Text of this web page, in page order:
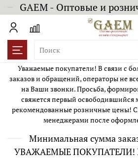
GAEM - Оптовые и
Уважаемые покупатели! В связи с
заказов и обращений, операторы не
на Ваши звонки. Просьба,
свяжется первый освободившийся
рекомендованные розничные цены!
менеджерами после
Минимальная сумма
УВАЖАЕМЫЕ ПОКУПАТЕЛИ!